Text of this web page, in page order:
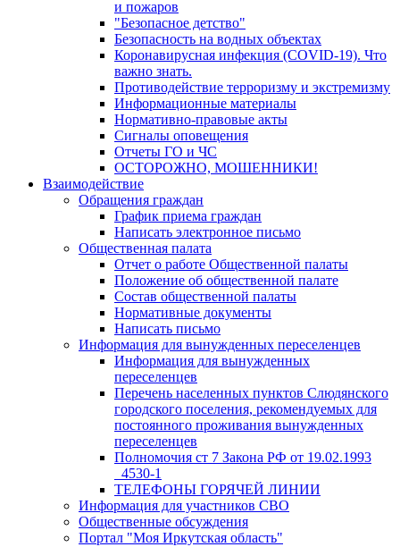
и пожаров
"Безопасное детство"
Безопасность на водных объектах
Коронавирусная инфекция (COVID-19). Что
важно знать.
Противодействие терроризму и экстремизму
Информационные материалы
Нормативно-правовые акты
Сигналы оповещения
Отчеты ГО и ЧС
ОСТОРОЖНО, МОШЕННИКИ!
Взаимодействие
Обращения граждан
График приема граждан
Написать электронное письмо
Общественная палата
Отчет о работе Общественной палаты
Положение об общественной палате
Состав общественной палаты
Нормативные документы
Написать письмо
Информация для вынужденных переселенцев
Информация для вынужденных
переселенцев
Перечень населенных пунктов Слюдянского
городского поселения, рекомендуемых для
постоянного проживания вынужденных
переселенцев
Полномочия ст 7 Закона РФ от 19.02.1993
_4530-1
ТЕЛЕФОНЫ ГОРЯЧЕЙ ЛИНИИ
Информация для участников СВО
Общественные обсуждения
Портал "Моя Иркутская область"